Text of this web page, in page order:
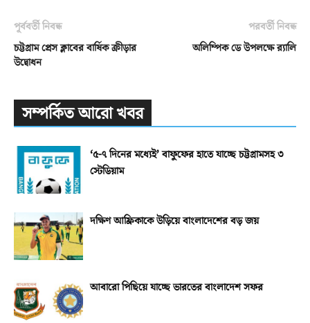
পূর্ববর্তী নিবন্ধ
চট্টগ্রাম প্রেস ক্লাবের বার্ষিক ক্রীড়ার
উদ্বোধন
পরবর্তী নিবন্ধ
অলিম্পিক ডে উপলক্ষে র‌্যালি
সম্পর্কিত আরো খবর
‘৫-৭ দিনের মধ্যেই’ বাফুফের হাতে যাচ্ছে চট্টগ্রামসহ ৩
স্টেডিয়াম
দক্ষিণ আফ্রিকাকে উড়িয়ে বাংলাদেশের বড় জয়
আবারো পিছিয়ে যাচ্ছে ভারতের বাংলাদেশ সফর